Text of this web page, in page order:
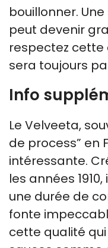
bouillonner.
peut devenir
respectez cette
sera toujours
Info
Le Velveeta,
de process” en
intéressante.
les années
une durée de
fonte
cette qualité